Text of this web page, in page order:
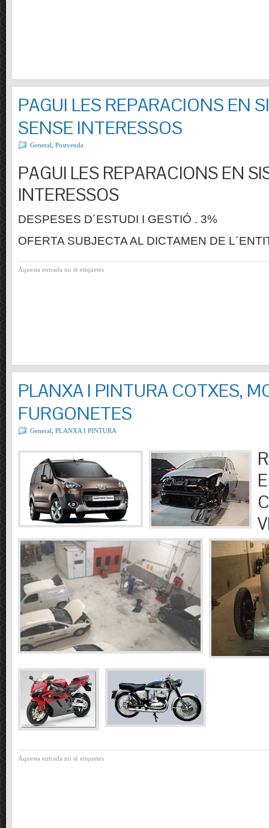
PAGUI LES REPARACIONS EN
SENSE INTERESSOS
General Postvenda
PAGUI LES REPARACIONS EN
INTERESSOS
DESPESES D´ESTUDI I GESTIÓ . 3%
OFERTA SUBJECTA AL DICTAMEN DE
Aquesta entrada no té etiquetes
PLANXA I PINTURA COTXES,
FURGONETES
General PLANXA I PINTURA
Aquesta entrada no té etiquetes